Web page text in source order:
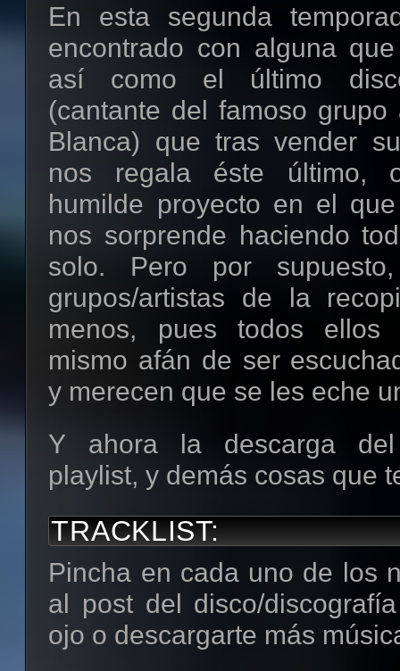
En esta segunda
encontrado con alguna
así como el último
(cantante del famoso grupo
Blanca) que tras vender
nos regala éste último,
humilde proyecto en el
nos sorprende haciendo
solo. Pero por
grupos/artistas de la
menos, pues todos ellos
mismo afán de ser
y merecen que se les eche
Y ahora la descarga
playlist, y demás cosas que
TRACKLIST:
Pincha en cada uno de los
al post del disco/
ojo o descargarte más